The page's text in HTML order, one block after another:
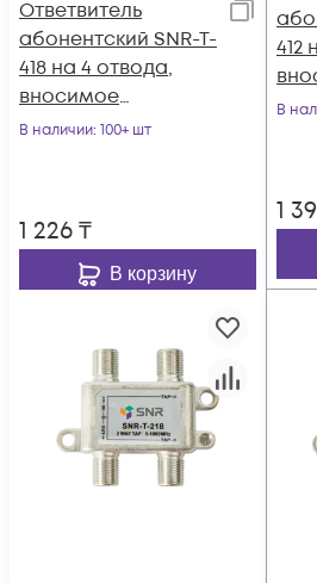
Ответвитель
абонентский SNR-T-
418 на 4 отвода,
вносимое
затухание IN-TAP
В наличии: 100+ шт
1 226₸
В корзину
412
В
1